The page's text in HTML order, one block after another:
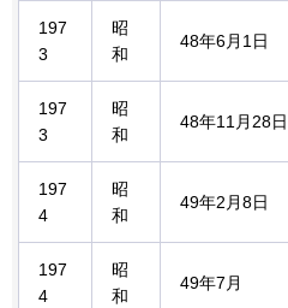
197
3
昭
和
48年6月1日
197
3
昭
和
48年11月28日
197
4
昭
和
49年2月8日
197
4
昭
和
49年7月